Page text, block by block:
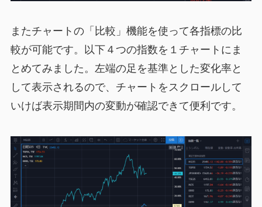
またチャートの「比較」機能を使って各指標の比
較が可能です。以下４つの指数を１チャートにま
とめてみました。左端の足を基準とした変化率と
して表示されるので、チャートをスクロールして
いけば表示期間内の変動が確認できて便利です。